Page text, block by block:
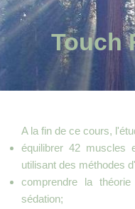
Touch
A la fin de ce cours,
équilibrer 42 muscles
utilisant des méthodes
comprendre la
sédation;